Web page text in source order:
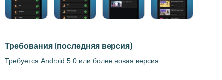
Требования (последняя версия)
Требуется Android 5.0 или более новая версия